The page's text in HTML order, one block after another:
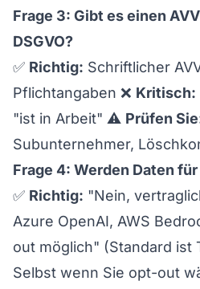
Frage 3: Gibt es einen
DSGVO?
✅ Richtig: Schriftlicher
Pflichtangaben ❌ Kritisch:
"ist in Arbeit" ⚠️ Prüfen
Subunternehmer,
Frage 4: Werden Daten
✅ Richtig: "Nein,
Azure OpenAI, AWS
out möglich" (Standard ist
Selbst wenn Sie opt-out